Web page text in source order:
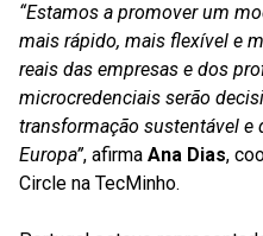
“Estamos a promover um
mais rápido, mais flexível e
reais das empresas e dos
microcredenciais serão
transformação sustentável e
Europa”, afirma Ana Dias,
Circle na TecMinho.